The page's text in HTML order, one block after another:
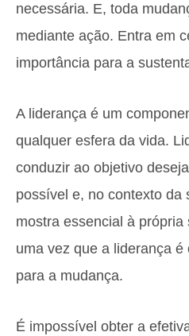
necessária. E, toda
mediante ação. Entra em
importância para a
A liderança é um
qualquer esfera da vida.
conduzir ao objetivo
possível e, no contexto da
mostra essencial à
uma vez que a liderança
para a mudança.
É impossível obter a